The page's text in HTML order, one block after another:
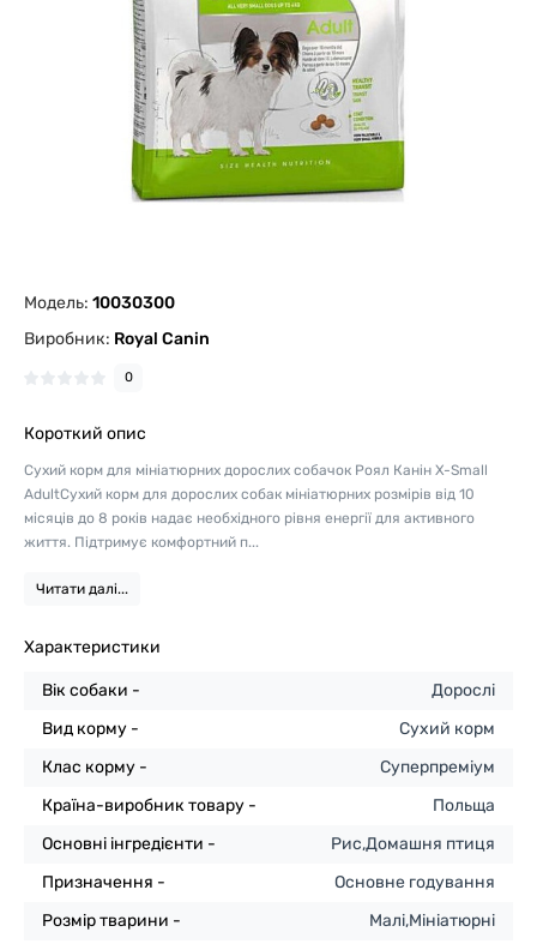
Модель: 10030300
Виробник: Royal Canin
0
Короткий опис
Сухий корм для мініатюрних дорослих собачок Роял Канін X-Small
AdultСухий корм для дорослих собак мініатюрних розмірів від 10
місяців до 8 років надає необхідного рівня енергії для активного
життя. Підтримує комфортний п...
Читати далі...
Характеристики
Вік собаки -
Дорослі
Вид корму -
Сухий корм
Клас корму -
Суперпреміум
Країна-виробник товару -
Польща
Основні інгредієнти -
Рис,Домашня птиця
Призначення -
Основне годування
Розмір тварини -
Малі,Мініатюрні